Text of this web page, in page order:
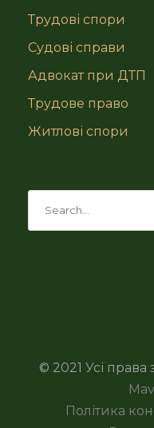
Трудові спори
Судові справи
Адвокат при ДТП
Трудове право
Житлові спори
© 2021 Усі права
Політика